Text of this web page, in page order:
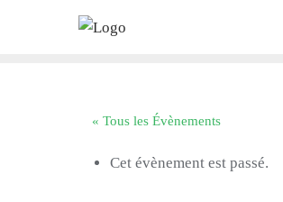
« Tous les Évènements
Cet évènement est passé.